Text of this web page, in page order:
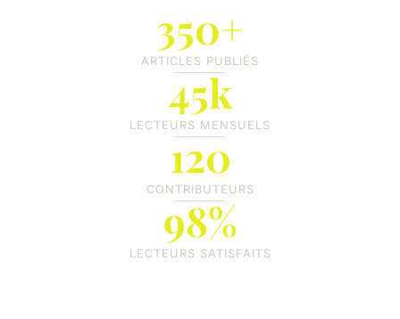
350+
ARTICLES PUBLIÉS
45k
LECTEURS MENSUELS
120
CONTRIBUTEURS
98%
LECTEURS SATISFAITS